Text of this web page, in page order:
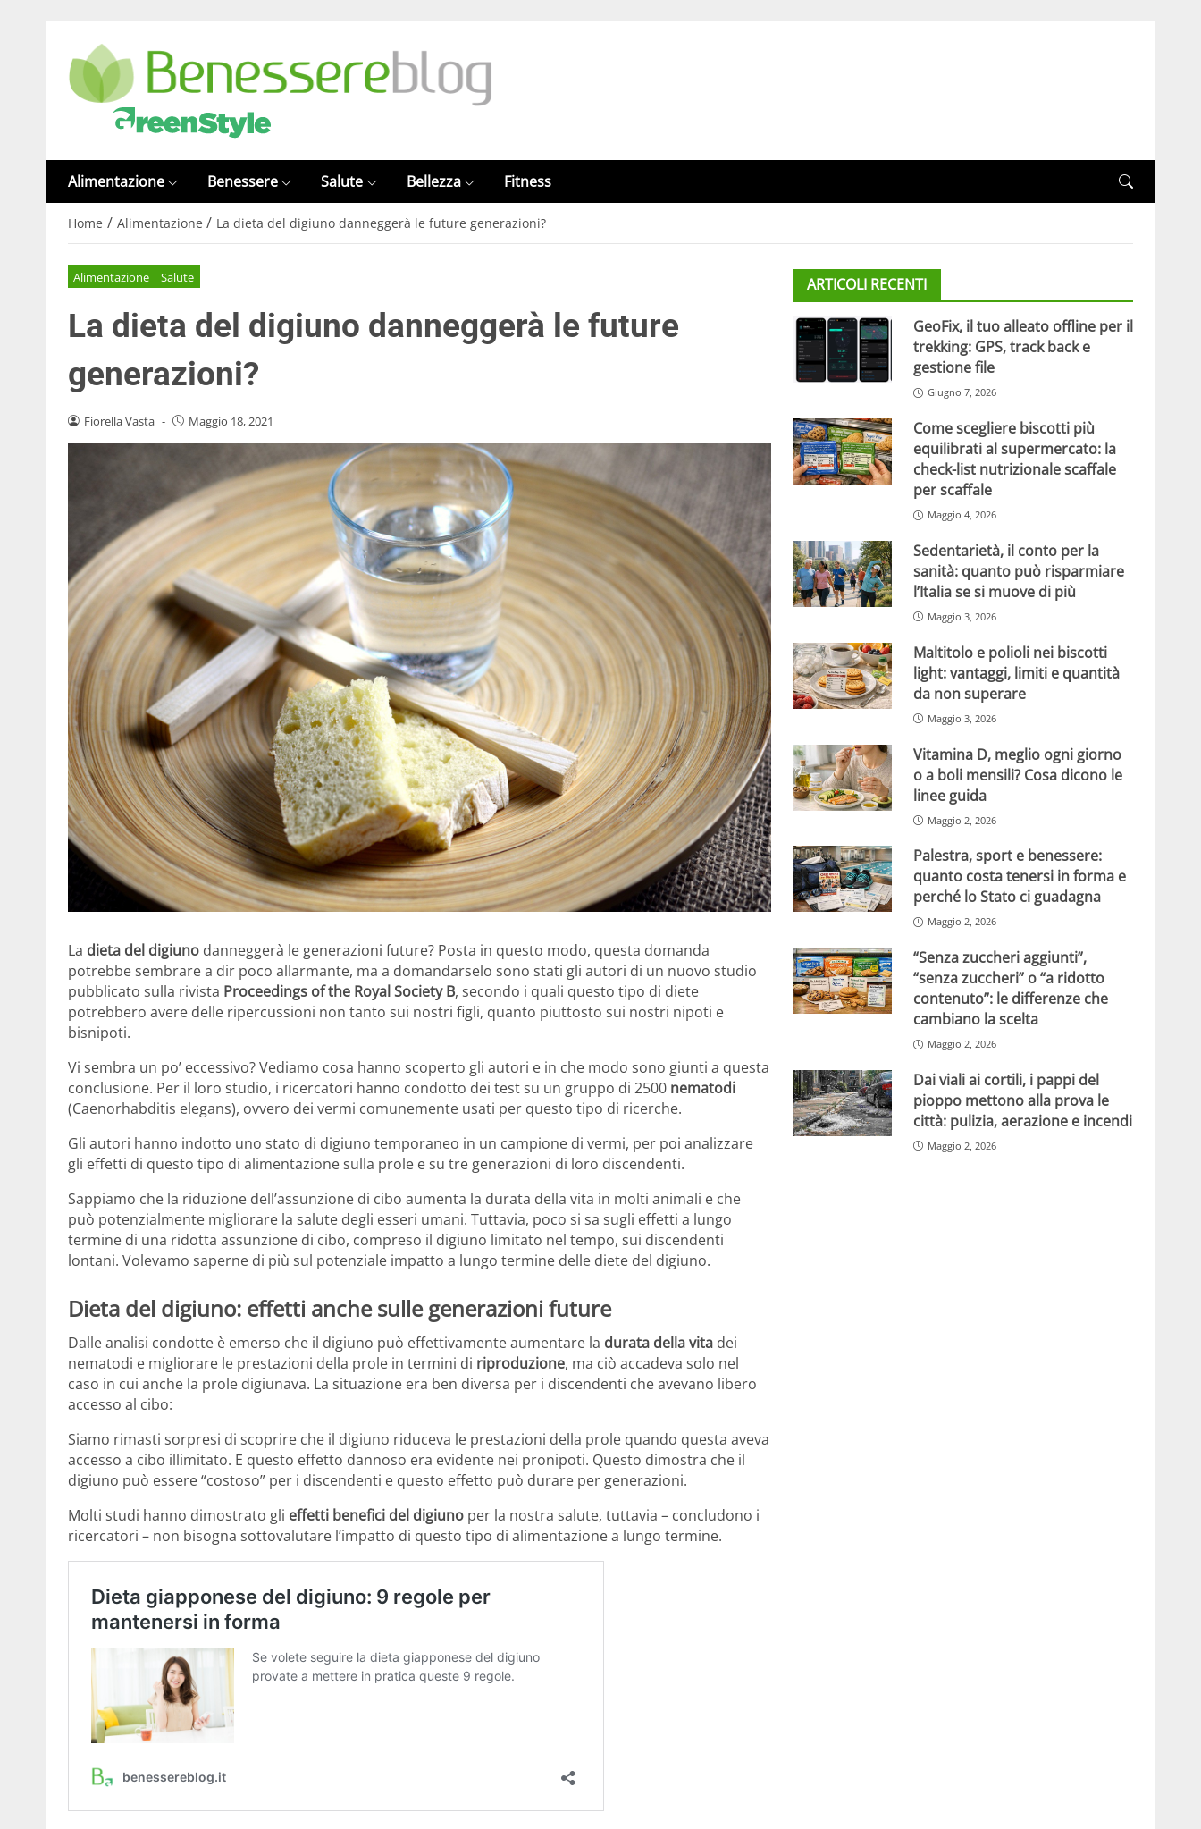
Alimentazione Benessere Salute Bellezza Fitness
Home / Alimentazione / La dieta del digiuno danneggerà le future generazioni?
Alimentazione Salute
La dieta del digiuno danneggerà le future
generazioni?
Fiorella Vasta - Maggio 18, 2021
La dieta del digiuno danneggerà le generazioni future? Posta in questo modo, questa domanda
potrebbe sembrare a dir poco allarmante, ma a domandarselo sono stati gli autori di un nuovo studio
pubblicato sulla rivista Proceedings of the Royal Society B, secondo i quali questo tipo di diete
potrebbero avere delle ripercussioni non tanto sui nostri figli, quanto piuttosto sui nostri nipoti e
bisnipoti.
Vi sembra un po’ eccessivo? Vediamo cosa hanno scoperto gli autori e in che modo sono giunti a questa
conclusione. Per il loro studio, i ricercatori hanno condotto dei test su un gruppo di 2500 nematodi
(Caenorhabditis elegans), ovvero dei vermi comunemente usati per questo tipo di ricerche.
Gli autori hanno indotto uno stato di digiuno temporaneo in un campione di vermi, per poi analizzare
gli effetti di questo tipo di alimentazione sulla prole e su tre generazioni di loro discendenti.
Sappiamo che la riduzione dell’assunzione di cibo aumenta la durata della vita in molti animali e che
può potenzialmente migliorare la salute degli esseri umani. Tuttavia, poco si sa sugli effetti a lungo
termine di una ridotta assunzione di cibo, compreso il digiuno limitato nel tempo, sui discendenti
lontani. Volevamo saperne di più sul potenziale impatto a lungo termine delle diete del digiuno.
Dieta del digiuno: effetti anche sulle generazioni future
Dalle analisi condotte è emerso che il digiuno può effettivamente aumentare la durata della vita dei
nematodi e migliorare le prestazioni della prole in termini di riproduzione, ma ciò accadeva solo nel
caso in cui anche la prole digiunava. La situazione era ben diversa per i discendenti che avevano libero
accesso al cibo:
Siamo rimasti sorpresi di scoprire che il digiuno riduceva le prestazioni della prole quando questa aveva
accesso a cibo illimitato. E questo effetto dannoso era evidente nei pronipoti. Questo dimostra che il
digiuno può essere “costoso” per i discendenti e questo effetto può durare per generazioni.
Molti studi hanno dimostrato gli effetti benefici del digiuno per la nostra salute, tuttavia – concludono i
ricercatori – non bisogna sottovalutare l’impatto di questo tipo di alimentazione a lungo termine.
ARTICOLI RECENTI
GeoFix, il tuo alleato offline per il
trekking: GPS, track back e
gestione file
Giugno 7, 2026
Come scegliere biscotti più
equilibrati al supermercato: la
check-list nutrizionale scaffale
per scaffale
Maggio 4, 2026
Sedentarietà, il conto per la
sanità: quanto può risparmiare
l’Italia se si muove di più
Maggio 3, 2026
Maltitolo e polioli nei biscotti
light: vantaggi, limiti e quantità
da non superare
Maggio 3, 2026
Vitamina D, meglio ogni giorno
o a boli mensili? Cosa dicono le
linee guida
Maggio 2, 2026
Palestra, sport e benessere:
quanto costa tenersi in forma e
perché lo Stato ci guadagna
Maggio 2, 2026
“Senza zuccheri aggiunti”,
“senza zuccheri” o “a ridotto
contenuto”: le differenze che
cambiano la scelta
Maggio 2, 2026
Dai viali ai cortili, i pappi del
pioppo mettono alla prova le
città: pulizia, aerazione e incendi
Maggio 2, 2026